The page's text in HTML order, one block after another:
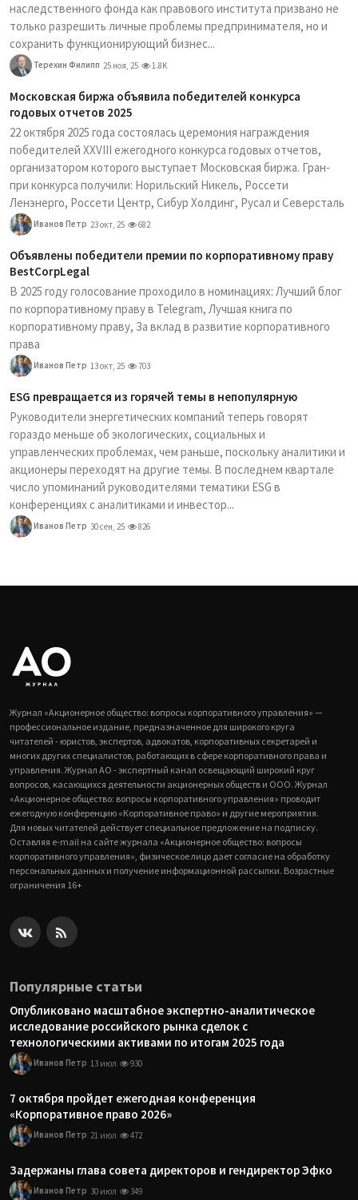
наследственного фонда как правового института призвано не
только разрешить личные проблемы предпринимателя, но и
сохранить функционирующий бизнес...
Терехин Филипп 25 ноя, 25 1.8K
Московская биржа объявила победителей конкурса
годовых отчетов 2025
22 октября 2025 года состоялась церемония награждения
победителей XXVIII ежегодного конкурса годовых отчетов,
организатором которого выступает Московская биржа. Гран-
при конкурса получили: Норильский Никель, Россети
Ленэнерго, Россети Центр, Сибур Холдинг, Русал и Северсталь
Иванов Петр 23 окт, 25 682
Объявлены победители премии по корпоративному праву
BestCorpLegal
В 2025 году голосование проходило в номинациях: Лучший блог
по корпоративному праву в Telegram, Лучшая книга по
корпоративному праву, За вклад в развитие корпоративного
права
Иванов Петр 13 окт, 25 703
ESG превращается из горячей темы в непопулярную
Руководители энергетических компаний теперь говорят
гораздо меньше об экологических, социальных и
управленческих проблемах, чем раньше, поскольку аналитики и
акционеры переходят на другие темы. В последнем квартале
число упоминаний руководителями тематики ESG в
конференциях с аналитиками и инвестор...
Иванов Петр 30 сен, 25 826
Журнал «Акционерное общество: вопросы корпоративного управления» —
профессиональное издание, предназначенное для широкого круга
читателей - юристов, экспертов, адвокатов, корпоративных секретарей и
многих других специалистов, работающих в сфере корпоративного права и
управления. Журнал АО - экспертный канал освещающий широкий круг
вопросов, касающихся деятельности акционерных обществ и ООО. Журнал
«Акционерное общество: вопросы корпоративного управления» проводит
ежегодную конференцию «Корпоративное право» и другие мероприятия.
Для новых читателей действует специальное предложение на подписку.
Оставляя e-mail на сайте журнала «Акционерное общество: вопросы
корпоративного управления», физическое лицо дает согласие на обработку
персональных данных и получение информационной рассылки. Возрастные
ограничения 16+
Популярные статьи
Опубликовано масштабное экспертно-аналитическое
исследование российского рынка сделок с
технологическими активами по итогам 2025 года
Иванов Петр 13 июл 930
7 октября пройдет ежегодная конференция
«Корпоративное право 2026»
Иванов Петр 21 июл 472
Задержаны глава совета директоров и гендиректор Эфко
Иванов Петр 30 июл 349